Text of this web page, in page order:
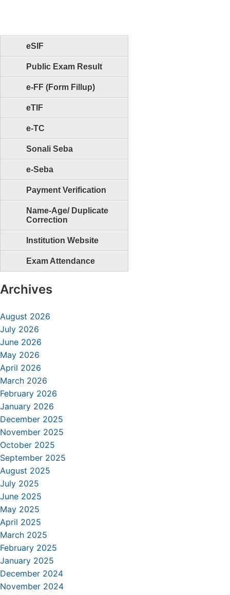
eSIF
Public Exam Result
e-FF (Form Fillup)
eTIF
e-TC
Sonali Seba
e-Seba
Payment Verification
Name-Age/ Duplicate
Correction
Institution Website
Exam Attendance
Archives
August 2026
July 2026
June 2026
May 2026
April 2026
March 2026
February 2026
January 2026
December 2025
November 2025
October 2025
September 2025
August 2025
July 2025
June 2025
May 2025
April 2025
March 2025
February 2025
January 2025
December 2024
November 2024